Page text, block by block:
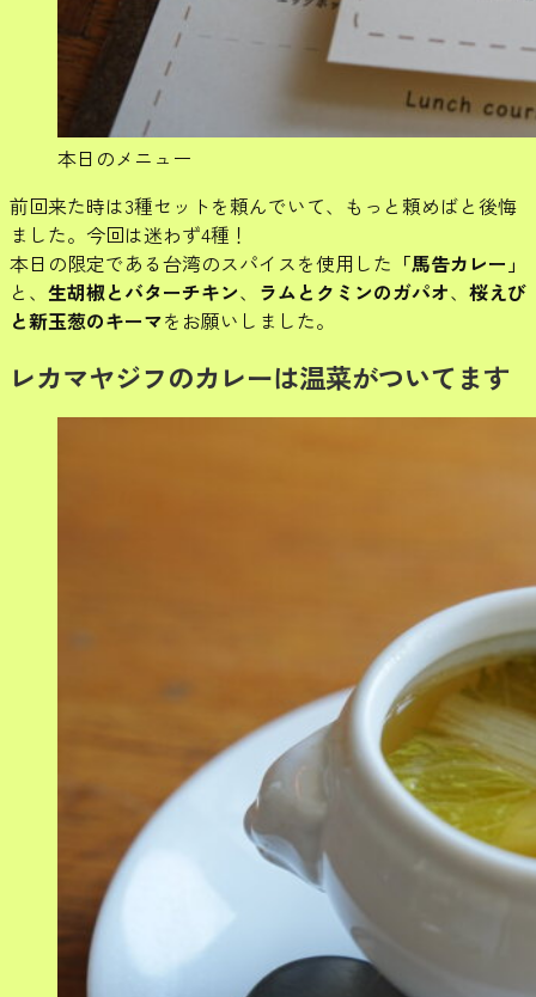
本日のメニュー
前回来た時は3種セットを頼んでいて、もっと頼めばと後悔
ました。今回は迷わず4種！
本日の限定である台湾のスパイスを使用した 「馬告カレー」
と、 生胡椒とバターチキン、 ラムとクミンのガパオ、 桜えび
と新玉葱のキーマをお願いしました。
レカマヤジフのカレーは温菜がついてます